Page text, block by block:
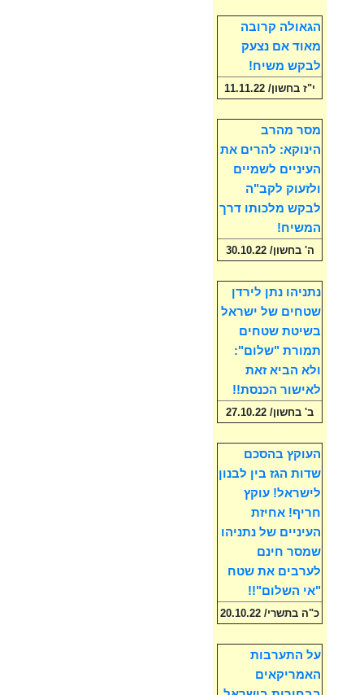
הגאולה קרובה
מאוד אם נצעק
לבקש משיח!
י"ז בחשון/ 11.11.22
מסר מהרב
הינוקא: להרים את
העיניים לשמיים
ולזעוק לקב"ה
לבקש מלכותו דרך
המשיח!
ה' בחשון/ 30.10.22
נתניהו נתן לירדן
שטחים של ישראל
בשיטת שטחים
תמורת "שלום":
ולא הביא זאת
לאישור הכנסת!!
ב' בחשון/ 27.10.22
העוקץ בהסכם
שדות הגז בין לבנון
לישראל! עוקץ
חריף! אחיזת
העיניים של נתניהו
שמסר חינם
לערבים את שטח
"אי השלום"!!
כ"ה בתשרי/ 20.10.22
על התערבות
האמריקאים